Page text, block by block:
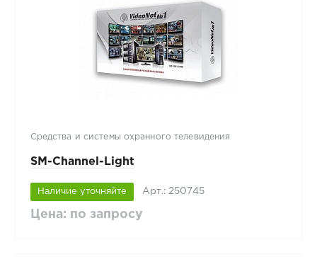
Средства и системы охранного телевидения
SM-Channel-Light
Наличие уточняйте Арт.: 250745
Цена: по запросу